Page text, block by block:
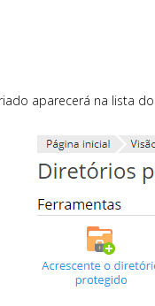
aparecerá na lista